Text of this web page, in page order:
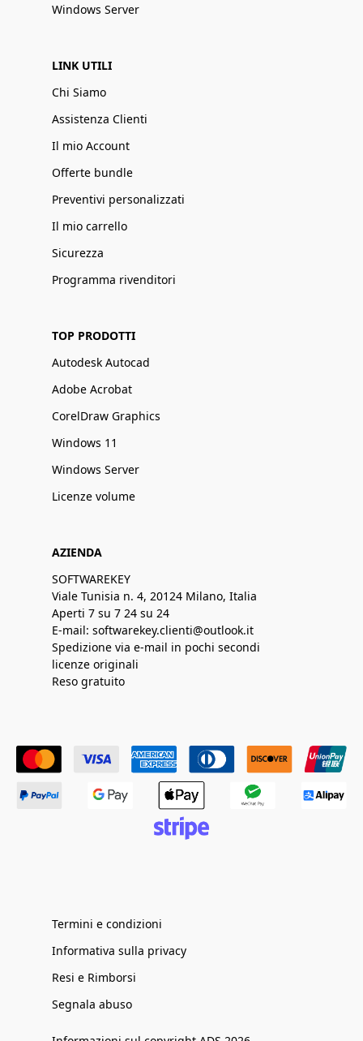
Windows Server
LINK UTILI
Chi Siamo
Assistenza Clienti
Il mio Account
Offerte bundle
Preventivi personalizzati
Il mio carrello
Sicurezza
Programma rivenditori
TOP PRODOTTI
Autodesk Autocad
Adobe Acrobat
CorelDraw Graphics
Windows 11
Windows Server
Licenze volume
AZIENDA
SOFTWAREKEY
Viale Tunisia n. 4, 20124 Milano, Italia
Aperti 7 su 7 24 su 24
E-mail: softwarekey.clienti@outlook.it
Spedizione via e-mail in pochi secondi
licenze originali
Reso gratuito
Termini e condizioni
Informativa sulla privacy
Resi e Rimborsi
Segnala abuso